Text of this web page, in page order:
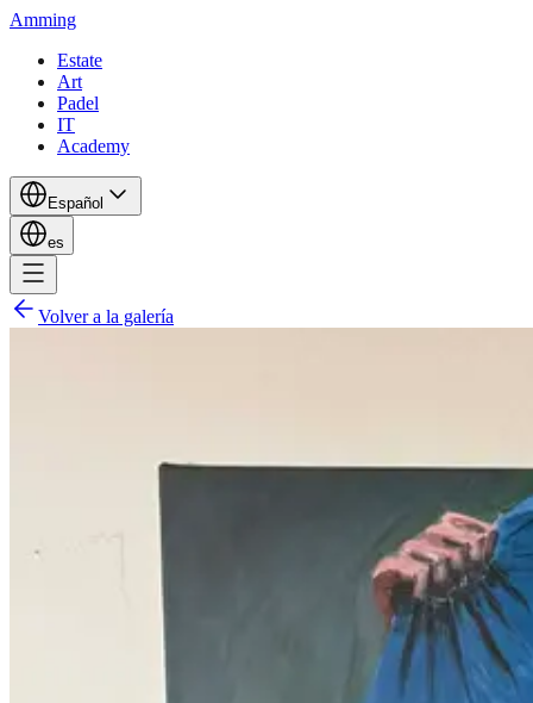
Amming
Estate
Art
Padel
IT
Academy
Español
es
Volver a la galería